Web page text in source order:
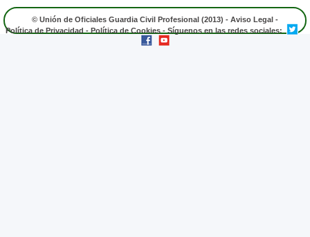
© Unión de Oficiales Guardia Civil Profesional (2013) - Aviso Legal -
Política de Privacidad-Política de Cookies- Síguenos en las redes sociales: